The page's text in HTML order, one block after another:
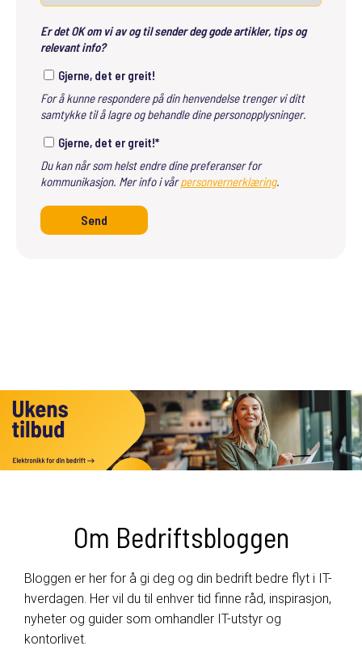
Er det OK om vi av og til sender deg gode artikler, tips og
relevant info?
Gjerne, det er greit!
For å kunne respondere på din henvendelse trenger vi ditt
samtykke til å lagre og behandle dine personopplysninger.
Gjerne, det er greit!*
Du kan når som helst endre dine preferanser for
kommunikasjon. Mer info i vårpersonvernerklæring.
Om Bedriftsbloggen
Bloggen er her for å gi deg og din bedrift bedre flyt i IT-
hverdagen. Her vil du til enhver tid finne råd, inspirasjon,
nyheter og guider som omhandler IT-utstyr og
kontorlivet.